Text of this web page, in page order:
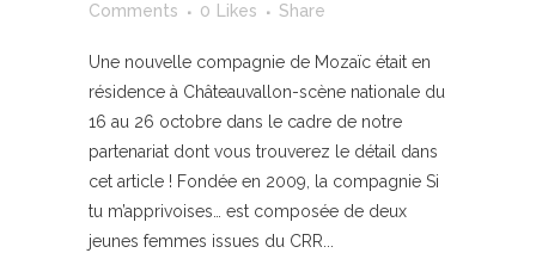
Comments
0 Likes Share
Une nouvelle compagnie de Mozaïc était en
résidence à Châteauvallon-scène nationale du
16 au 26 octobre dans le cadre de notre
partenariat dont vous trouverez le détail dans
cet article ! Fondée en 2009, la compagnie Si
tu m’apprivoises… est composée de deux
jeunes femmes issues du CRR...